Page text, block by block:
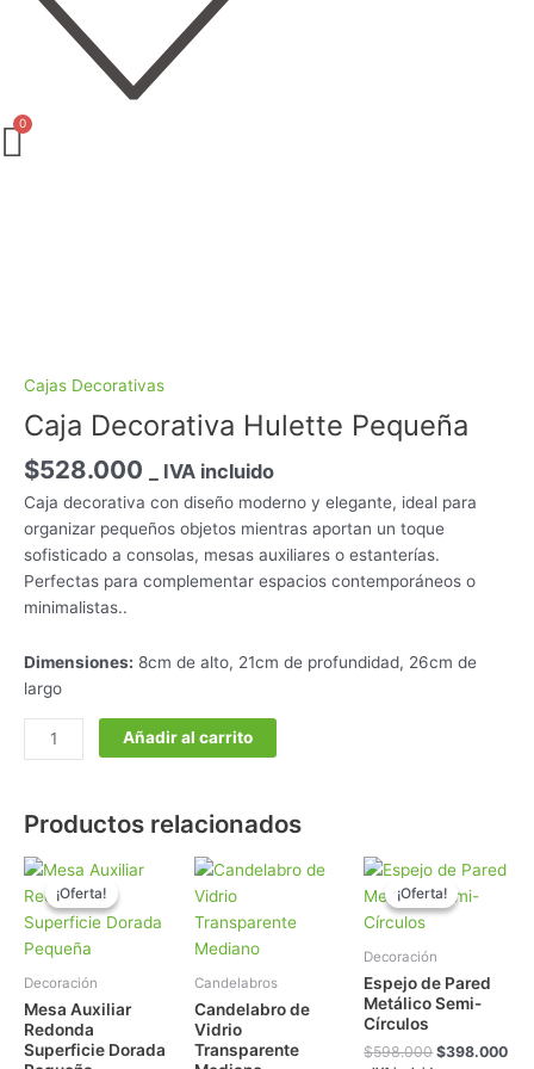
Cajas Decorativas
Caja Decorativa Hulette Pequeña
$528.000 _ IVA incluido
Caja decorativa con diseño moderno y elegante, ideal para
organizar pequeños objetos mientras aportan un toque
sofisticado a consolas, mesas auxiliares o estanterías.
Perfectas para complementar espacios contemporáneos o
minimalistas..
Dimensiones: 8cm de alto, 21cm de profundidad, 26cm de
largo
Añadir al carrito
Productos relacionados
¡Oferta!
¡Oferta!
Decoración
Mesa Auxiliar
Redonda
Superficie Dorada
El
precio
original
era:
actual
$398.000.
Candelabros
Candelabro de
Vidrio
Transparente
¡Oferta!
¡Oferta!
Decoración
Espejo de Pared
Metálico Semi-
Círculos
$598.000
El
precio
original
$398.000